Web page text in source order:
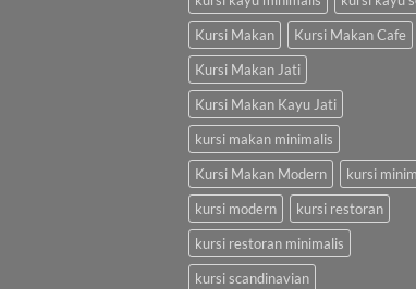
Kursi Makan
Kursi Makan Cafe
Kursi Makan Jati
Kursi Makan Kayu Jati
kursi makan minimalis
Kursi Makan Modern
kursi
kursi modern
kursi restoran
kursi restoran minimalis
kursi scandinavian